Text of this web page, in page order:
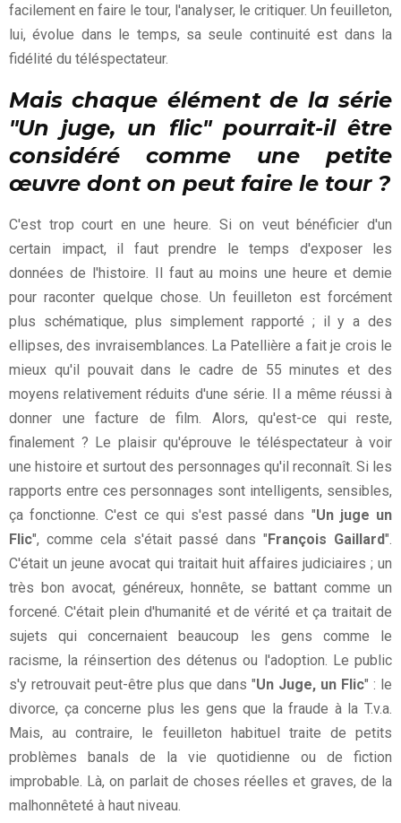
facilement en faire le tour, l'analyser, le critiquer. Un feuilleton,
lui, évolue dans le temps, sa seule continuité est dans la
fidélité du téléspectateur.
Mais chaque élément de la série
"Un juge, un flic" pourrait-il être
considéré comme une petite
œuvre dont on peut faire le tour ?
C'est trop court en une heure. Si on veut bénéficier d'un
certain impact, il faut prendre le temps d'exposer les
données de l'histoire. Il faut au moins une heure et demie
pour raconter quelque chose. Un feuilleton est forcément
plus schématique, plus simplement rapporté ; il y a des
ellipses, des invraisemblances. La Patellière a fait je crois le
mieux qu'il pouvait dans le cadre de 55 minutes et des
moyens relativement réduits d'une série. Il a même réussi à
donner une facture de film. Alors, qu'est-ce qui reste,
finalement ? Le plaisir qu'éprouve le téléspectateur à voir
une histoire et surtout des personnages qu'il reconnaît. Si les
rapports entre ces personnages sont intelligents, sensibles,
ça fonctionne. C'est ce qui s'est passé dans "Un juge un
Flic", comme cela s'était passé dans "François Gaillard".
C'était un jeune avocat qui traitait huit affaires judiciaires ; un
très bon avocat, généreux, honnête, se battant comme un
forcené. C'était plein d'humanité et de vérité et ça traitait de
sujets qui concernaient beaucoup les gens comme le
racisme, la réinsertion des détenus ou l'adoption. Le public
s'y retrouvait peut-être plus que dans "Un Juge, un Flic" : le
divorce, ça concerne plus les gens que la fraude à la T.v.a.
Mais, au contraire, le feuilleton habituel traite de petits
problèmes banals de la vie quotidienne ou de fiction
improbable. Là, on parlait de choses réelles et graves, de la
malhonnêteté à haut niveau.